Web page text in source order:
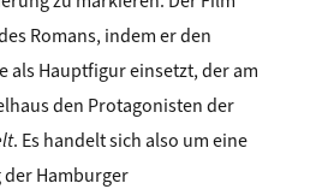
Romans, indem er den
als Hauptfigur einsetzt, der am
den Protagonisten der
. Es handelt sich also um eine
Hamburger